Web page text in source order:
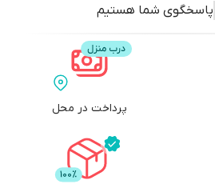
پاسخگوی شما هستیم
پرداخت در محل